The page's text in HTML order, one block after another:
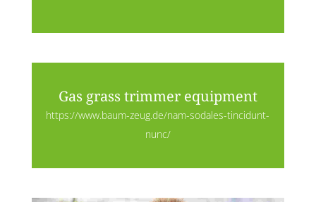
Gas grass trimmer equipment
https://www.baum-zeug.de/nam-sodales-tincidunt-
nunc/